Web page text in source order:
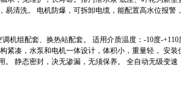
易清洗。 电机防爆，可拆卸电缆，能配置高水位报警
组配套、换热站配套。 适用介质温度：-10度-+110
紧凑，水泵和电机一体设计，体积小，重量轻， 安装
。 静态密封，决无渗漏，无须保养。 全自动无级变